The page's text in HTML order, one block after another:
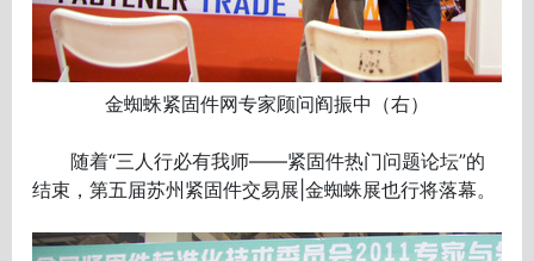
金蜘蛛紧固件网专家顾问阎振中（右）
随着“三人行必有我师——紧固件热门问题论坛”的
结束，第五届苏州紧固件交易展|金蜘蛛展也行将落幕。